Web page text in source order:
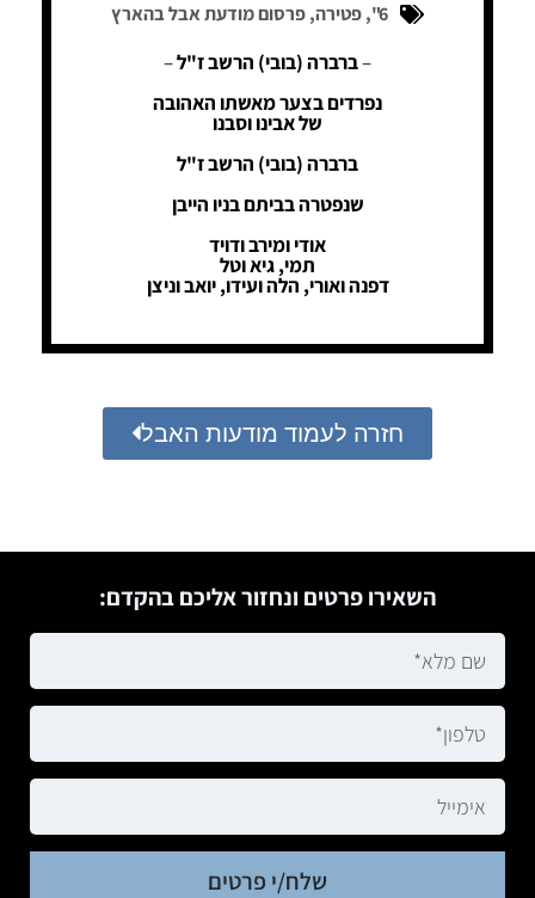
6"
,פטירה,פרסום מודעת אבל בהארץ
–ברברה (בובי) הרשב ז"ל–
נפרדים בצער מאשתו האהובה
של אבינו וסבנו
ברברה (בובי) הרשב ז"ל
שנפטרה בביתם בניו הייבן
אודי ומירב ודויד
תמי, גיא וטל
דפנה ואורי, הלה ועידו, יואב וניצן
חזרה לעמוד מודעות האבל
השאירו פרטים ונחזור אליכם בהקדם:
שלח/י פרטים